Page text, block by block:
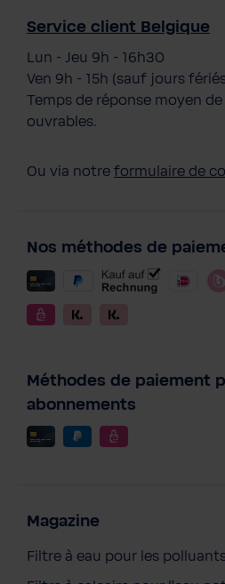
Service client Belgique
Lun - Jeu 9h - 16h30
Ven 9h - 15h (sauf jours
Temps de réponse moyen
ouvrables.
Ou via notre formulaire de
Nos méthodes de
Méthodes de paiement
abonnements
Magazine
Filtre à eau pour les